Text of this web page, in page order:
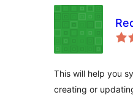
This will help you
creating or